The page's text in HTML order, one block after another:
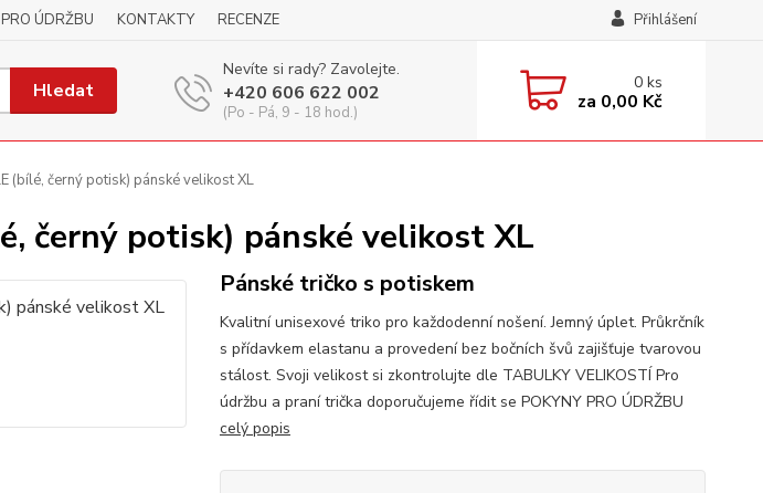
ÚDRŽBU KONTAKTY RECENZE Přihlášení
Hledat
Nevíte si rady? Zavolejte.
+420 606 622 002
(Po - Pá, 9 - 18 hod.)
0ks
za 0,00 Kč
(bílé, černý potisk) pánské velikost XL
černý potisk) pánské velikost XL
Pánské tričko s potiskem
Kvalitní unisexové triko pro každodenní nošení. Jemný úplet. Průkrčník
s přídavkem elastanu a provedení bez bočních švů zajišťuje tvarovou
stálost. Svoji velikost si zkontrolujte dle TABULKY VELIKOSTÍ Pro
údržbu a praní trička doporučujeme řídit se POKYNY PRO ÚDRŽBU
celý popis